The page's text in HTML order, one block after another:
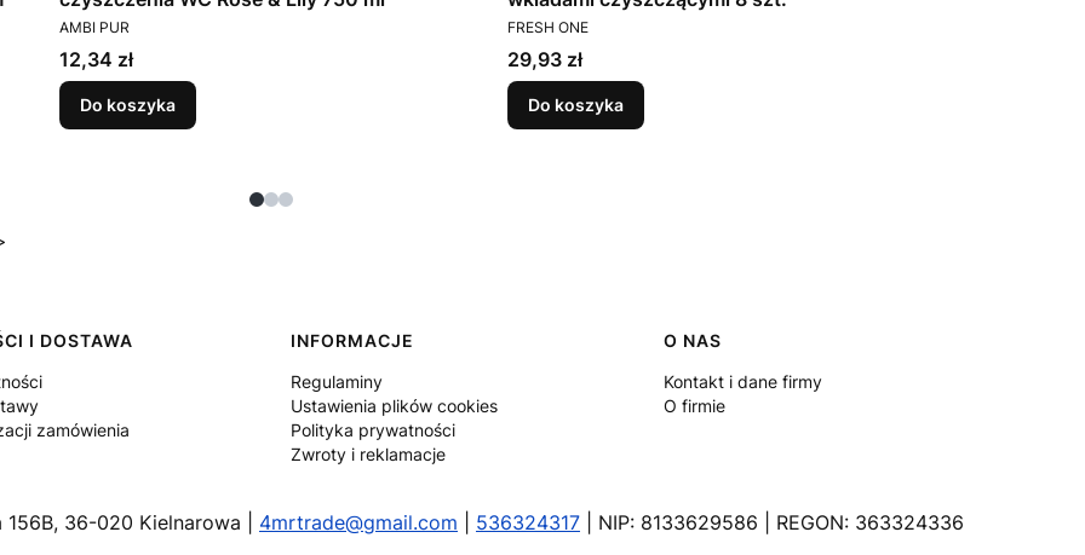
PRODUCENT
AMBI PUR
Cena
12,34 zł
Do koszyka
PRODUCENT
FRESH ONE
Cena
29,93 zł
Do koszyka
I DOSTAWA
zamówienia
INFORMACJE
Regulaminy
Ustawienia plików cookies
Polityka prywatności
Zwroty i reklamacje
O NAS
Kontakt i dane firmy
O firmie
36-020 Kielnarowa | 4mrtrade@gmail.com 536324317 | NIP: 8133629586 | REGON: 363324336